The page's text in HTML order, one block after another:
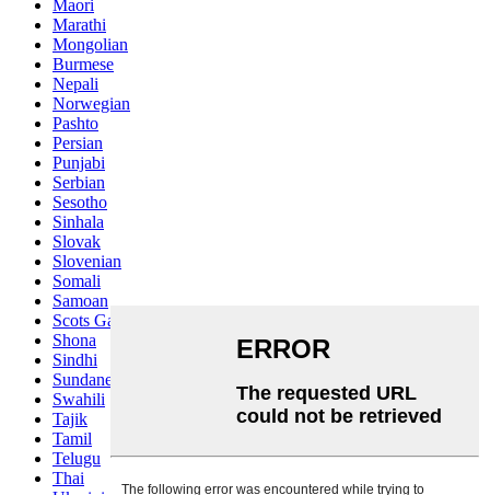
Maori
Marathi
Mongolian
Burmese
Nepali
Norwegian
Pashto
Persian
Punjabi
Serbian
Sesotho
Sinhala
Slovak
Slovenian
Somali
Samoan
Scots Gaelic
Shona
Sindhi
Sundanese
Swahili
Tajik
Tamil
Telugu
Thai